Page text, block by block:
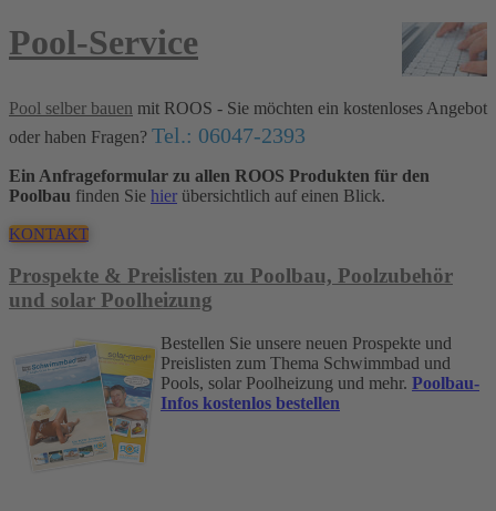
Pool-Service
Pool selber bauen mit ROOS - Sie möchten ein kostenloses Angebot
oder haben Fragen? Tel.: 06047-2393
Ein Anfrageformular zu allen ROOS Produkten für den
Poolbau finden Sie hier übersichtlich auf einen Blick.
KONTAKT
Prospekte & Preislisten zu Poolbau, Poolzubehör
und solar Poolheizung
Bestellen Sie unsere neuen Prospekte und
Preislisten zum Thema Schwimmbad und
Pools, solar Poolheizung und mehr. Poolbau-
Infos kostenlos bestellen